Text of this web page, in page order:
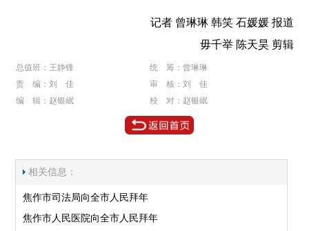
记者 曾琳琳 韩笑 石媛媛 报道
毋千举 陈天昊 剪辑
总值班：王静锋
统 筹：曾琳琳
责 编：刘 佳
审 核：刘 佳
编 辑：赵银岷
校 对：赵银岷
相关信息：
焦作市司法局向全市人民拜年
焦作市人民医院向全市人民拜年